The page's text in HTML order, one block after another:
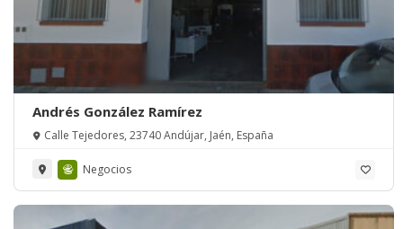
Andrés González Ramírez
Calle Tejedores, 23740 Andújar, Jaén, España
Negocios